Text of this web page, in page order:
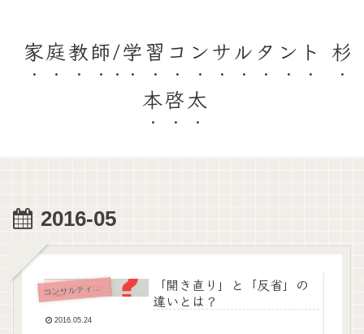
家庭教師/学習コンサルタント 杉
本啓太
2016-05
コ
ンサルティング
「開き直り」と「反省」の
違いとは？
2016.05.24